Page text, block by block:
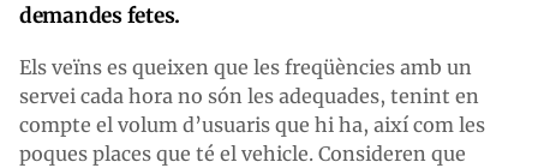
demandes fetes.
Els veïns es queixen que les freqüències amb un
servei cada hora no són les adequades, tenint en
compte el volum d’usuaris que hi ha, així com les
poques places que té el vehicle. Consideren que